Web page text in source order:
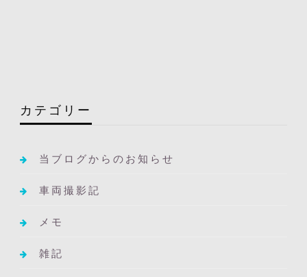
カテゴリー
当ブログからのお知らせ
車両撮影記
メモ
雑記